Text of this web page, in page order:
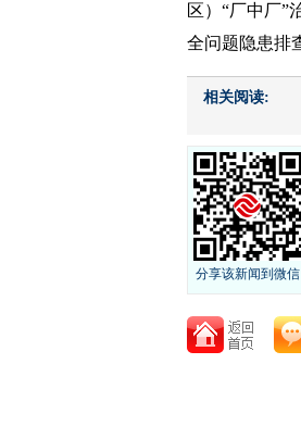
区）“厂中厂”
全问题隐患排
相关阅读:
分享该新闻到微信